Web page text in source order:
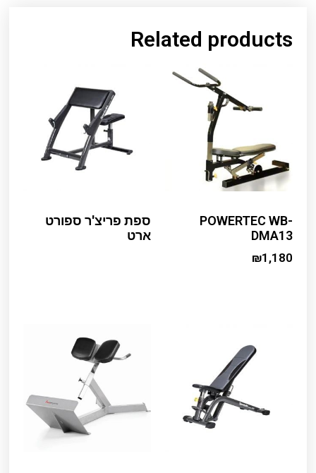
Related products
POWERTEC WB-
DMA13
₪1,180
ספת פריצ'ר ספורט
ארט